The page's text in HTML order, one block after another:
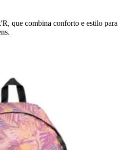
que combina conforto e estilo para